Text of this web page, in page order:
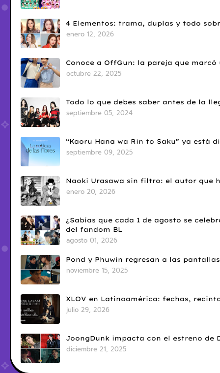
4 Elementos: trama, duplas y todo
enero 12, 2026
Conoce a OffGun: la pareja que
octubre 22, 2025
Todo lo que debes saber antes de la
septiembre 05, 2024
“Kaoru Hana wa Rin to Saku” ya está
septiembre 09, 2025
Naoki Urasawa sin filtro: el autor que
enero 20, 2026
¿Sabías que cada 1 de agosto se
del fandom BL
agosto 01, 2026
Pond y Phuwin regresan a las
noviembre 15, 2025
XLOV en Latinoamérica: fechas,
julio 29, 2026
JoongDunk impacta con el estreno de
diciembre 21, 2025